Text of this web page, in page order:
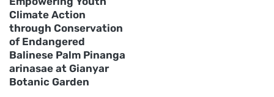
Climate Action
through Conservation
of Endangered
Balinese Palm Pinanga
arinasae at Gianyar
Botanic Garden